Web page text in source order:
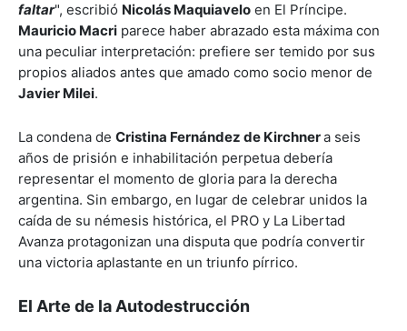
faltar", escribió Nicolás Maquiavelo en El Príncipe.
Mauricio Macri parece haber abrazado esta máxima con
una peculiar interpretación: prefiere ser temido por sus
propios aliados antes que amado como socio menor de
Javier Milei.
La condena de Cristina Fernández de Kirchnera seis
años de prisión e inhabilitación perpetua debería
representar el momento de gloria para la derecha
argentina. Sin embargo, en lugar de celebrar unidos la
caída de su némesis histórica, el PRO y La Libertad
Avanza protagonizan una disputa que podría convertir
una victoria aplastante en un triunfo pírrico.
El Arte de la Autodestrucción